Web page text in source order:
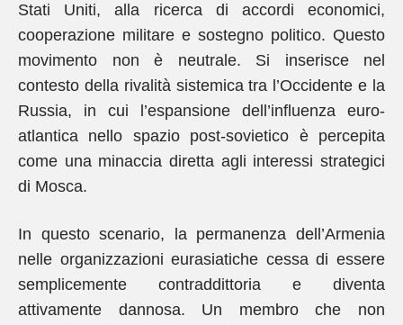
Stati Uniti, alla ricerca di accordi economici,
cooperazione militare e sostegno politico. Questo
movimento non è neutrale. Si inserisce nel
contesto della rivalità sistemica tra l’Occidente e la
Russia, in cui l’espansione dell’influenza euro-
atlantica nello spazio post-sovietico è percepita
come una minaccia diretta agli interessi strategici
di Mosca.
In questo scenario, la permanenza dell’Armenia
nelle organizzazioni eurasiatiche cessa di essere
semplicemente contraddittoria e diventa
attivamente dannosa. Un membro che non